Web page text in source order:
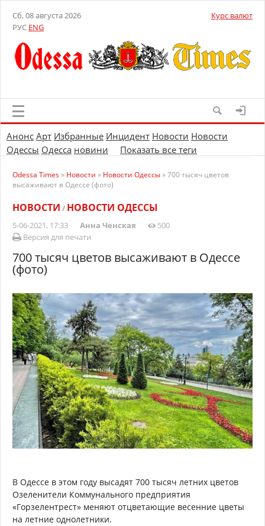
Сб, 08 августа 2026
РУС ENG
Курс валют
Анонс Арт Избранные Инцидент Новости Новости
Одессы Одесса новини Показать все теги
Odessa Times» Новости » Новости Одессы» 700 тысяч цветов
высаживают в Одессе (фото)
НОВОСТИ / НОВОСТИ ОДЕССЫ
5-06-2021, 17:33 Анна Ченская
500
Версия для печати
700 тысяч цветов высаживают в Одессе
(фото)
В Одессе в этом году высадят 700 тысяч летних цветов
Озеленители Коммунального предприятия
«Горзелентрест» меняют отцветающие весенние цветы
на летние однолетники.